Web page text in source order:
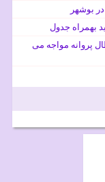
بوشهر
بهمراه جدول
پروانه مواجه می